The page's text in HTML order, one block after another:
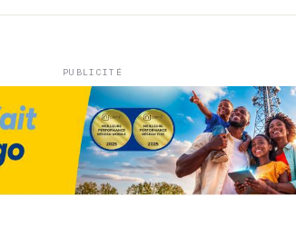
PUBLICITÉ